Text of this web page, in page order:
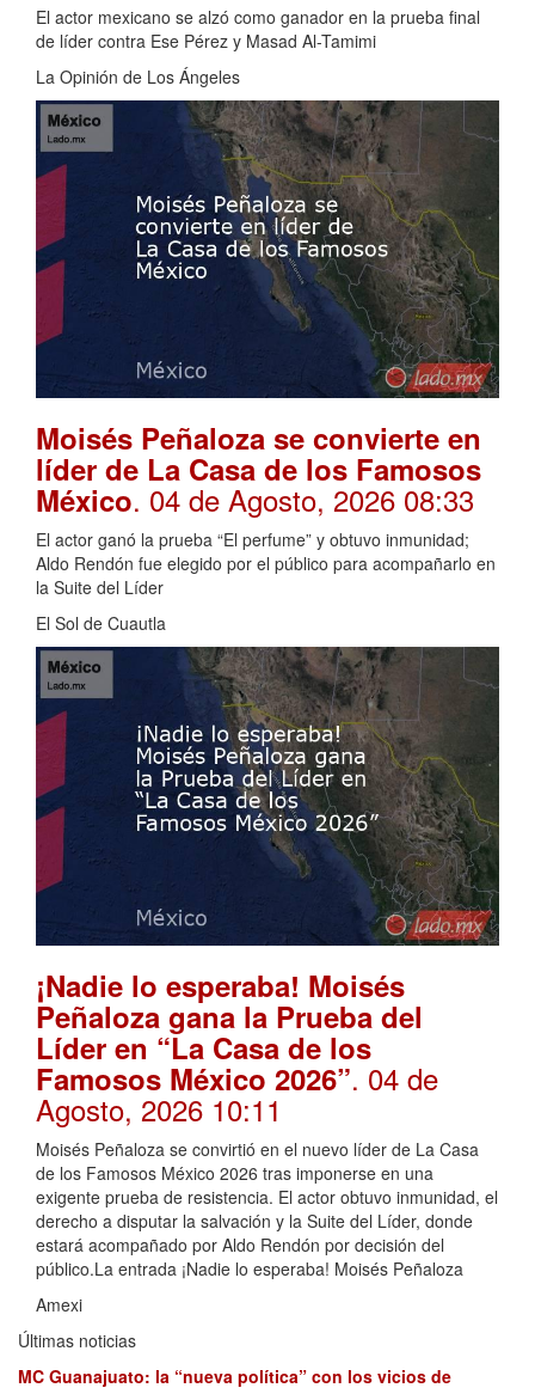
El actor mexicano se alzó como ganador en la prueba final
de líder contra Ese Pérez y Masad Al-Tamimi
La Opinión de Los Ángeles
Moisés Peñaloza se convierte en
líder de La Casa de los Famosos
México. 04 de Agosto, 2026 08:33
El actor ganó la prueba “El perfume” y obtuvo inmunidad;
Aldo Rendón fue elegido por el público para acompañarlo en
la Suite del Líder
El Sol de Cuautla
¡Nadie lo esperaba! Moisés
Peñaloza gana la Prueba del
Líder en “La Casa de los
Famosos México 2026”. 04 de
Agosto, 2026 10:11
Moisés Peñaloza se convirtió en el nuevo líder de La Casa
de los Famosos México 2026 tras imponerse en una
exigente prueba de resistencia. El actor obtuvo inmunidad, el
derecho a disputar la salvación y la Suite del Líder, donde
estará acompañado por Aldo Rendón por decisión del
público.La entrada ¡Nadie lo esperaba! Moisés Peñaloza
Amexi
Últimas noticias
MC Guanajuato: la “nueva política” con los vicios de